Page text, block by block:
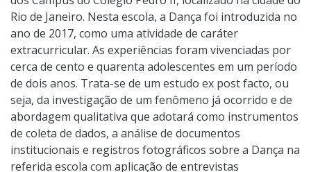
Rio de Janeiro. Nesta escola, a Dança foi introduzida no
ano de 2017, como uma atividade de caráter
extracurricular. As experiências foram vivenciadas por
cerca de cento e quarenta adolescentes em um período
de dois anos. Trata-se de um estudo ex post facto, ou
seja, da investigação de um fenômeno já ocorrido e de
abordagem qualitativa que adotará como instrumentos
de coleta de dados, a análise de documentos
institucionais e registros fotográficos sobre a Dança na
referida escola com aplicação de entrevistas